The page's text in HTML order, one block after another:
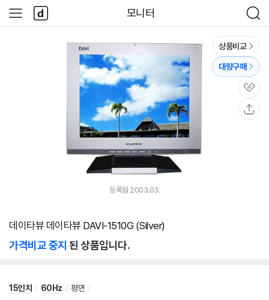
모니터
검
색
사
이
다
나
와
상품비교
대량구매
관
심
등록월 2003.03.
데이타뷰 데이타뷰 DAVI-1510G (Silver)
가격비교 중지 된 상품입니다.
15인치 / 60Hz / 평면 /